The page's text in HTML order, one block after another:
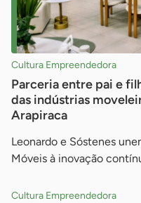
Cultura Empreendedora
Parceria entre pai e
das indústrias
Arapiraca
Leonardo e Sóstenes
Móveis à inovação
Cultura Empreendedora